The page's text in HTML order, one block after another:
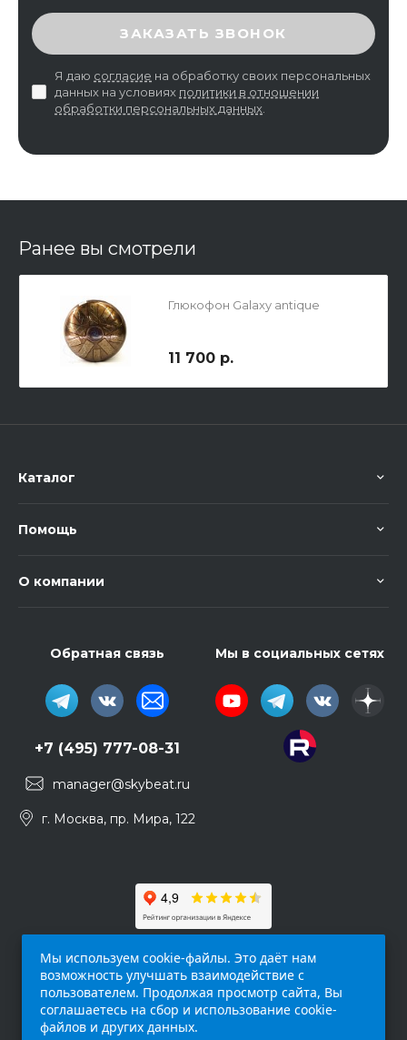
ВВЕДИТЕ ПРОВЕРОЧНЫЙ КОД
ЗАКАЗАТЬ ЗВОНОК
Я даю согласие на обработку своих персональных
данных на условиях политики в отношении
обработки персональных данных.
Ранее вы смотрели
Глюкофон Galaxy antique
11 700 р.
Каталог
Помощь
О компании
Обратная связь
+7 (495) 777-08-31
manager@skybeat.ru
г. Москва, пр. Мира, 122
Мы в социальных сетях
Мы используем cookie-файлы. Это даёт нам
возможность улучшать взаимодействие с
пользователем. Продолжая просмотр сайта, Вы
соглашаетесь на сбор и использование cookie-
файлов и других данных.